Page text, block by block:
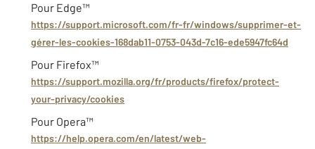
Pour Edge™
https://support.microsoft.com/fr-fr/windows/supprimer-et-
gérer-les-cookies-168dab11-0753-043d-7c16-ede5947fc64d
Pour Firefox™
https://support.mozilla.org/fr/products/firefox/protect-
your-privacy/cookies
Pour Opera™
https://help.opera.com/en/latest/web-